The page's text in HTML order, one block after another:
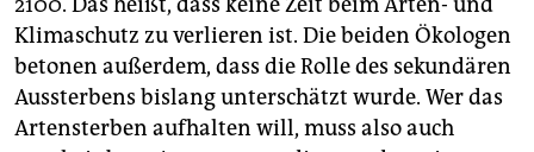
Klimaschutz zu verlieren ist. Die beiden Ökologen
betonen außerdem, dass die Rolle des sekundären
Aussterbens bislang unterschätzt wurde. Wer das
Artensterben aufhalten will, muss also auch